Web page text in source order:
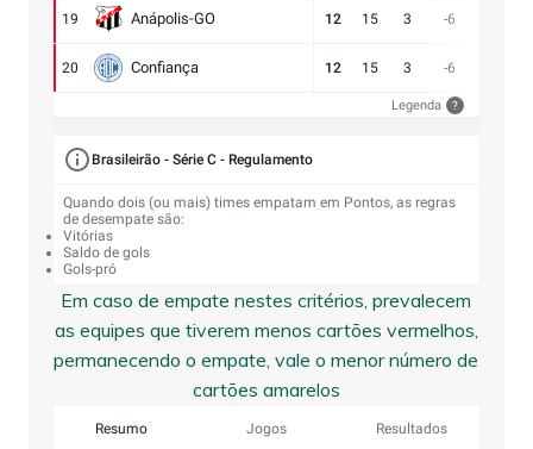
19 Anápolis-GO 12 15 3 -6
20 Confiança 12 15 3 -6
Legenda ?
Brasileirão - Série C - Regulamento
Quando dois (ou mais) times empatam em Pontos, as regras
de desempate são:
Vitórias
Saldo de gols
Gols-pró
Em caso de empate nestes critérios, prevalecem
as equipes que tiverem menos cartões vermelhos,
permanecendo o empate, vale o menor número de
cartões amarelos
Resumo Jogos Resultados